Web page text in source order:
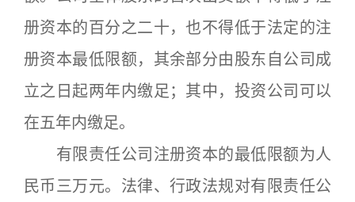
册资本的百分之二十，也不得低于法定的注
册资本最低限额，其余部分由股东自公司成
立之日起两年内缴足；其中，投资公司可以
在五年内缴足。
有限责任公司注册资本的最低限额为人
民币三万元。法律、行政法规对有限责任公